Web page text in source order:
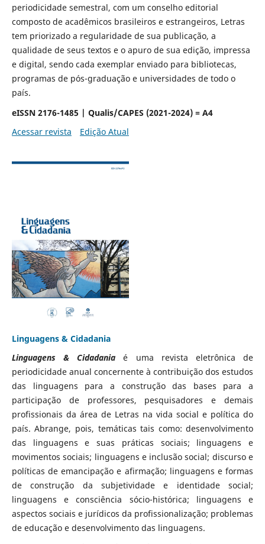
periodicidade semestral, com um conselho editorial
composto de acadêmicos brasileiros e estrangeiros, Letras
tem priorizado a regularidade de sua publicação, a
qualidade de seus textos e o apuro de sua edição, impressa
e digital, sendo cada exemplar enviado para bibliotecas,
programas de pós-graduação e universidades de todo o
país.
eISSN 2176-1485 | Qualis/CAPES (2021-2024) = A4
Acessar revista
Edição Atual
Linguagens & Cidadania
Linguagens & Cidadania é uma revista eletrônica de
periodicidade anual concernente à contribuição dos estudos
das linguagens para a construção das bases para a
participação de professores, pesquisadores e demais
profissionais da área de Letras na vida social e política do
país. Abrange, pois, temáticas tais como: desenvolvimento
das linguagens e suas práticas sociais; linguagens e
movimentos sociais; linguagens e inclusão social; discurso e
políticas de emancipação e afirmação; linguagens e formas
de construção da subjetividade e identidade social;
linguagens e consciência sócio-histórica; linguagens e
aspectos sociais e jurídicos da profissionalização; problemas
de educação e desenvolvimento das linguagens.